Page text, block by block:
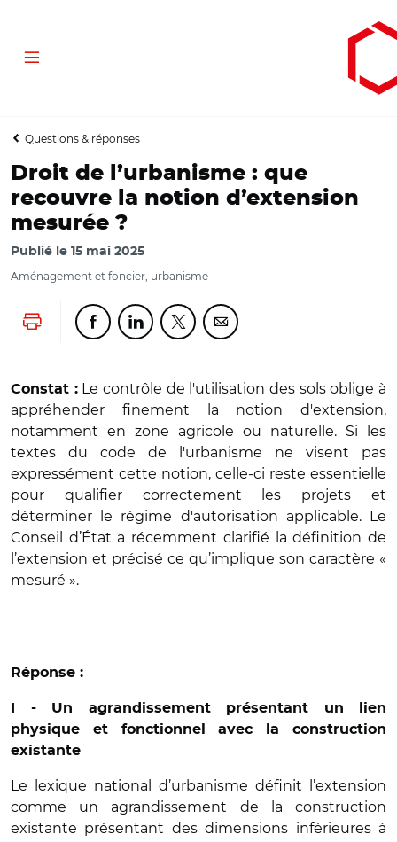
auaulesMenu
Questions & réponses
Droit de l’urbanisme : que
recouvre la notion d’extension
mesurée ?
Publié le 15 mai 2025
Aménagement et foncier, urbanisme
Lancer l'impressionPartager cette page sur Facebook
Partager cette page sur Linkedin
Partager cette page sur Twitter
Partager cette page sur
Constat :Le contrôle de l'utilisation des sols oblige à
appréhender finement la notion d'extension,
notamment en zone agricole ou naturelle. Si les
textes du code de l'urbanisme ne visent pas
expressément cette notion, celle-ci reste essentielle
pour qualifier correctement les projets et
déterminer le régime d'autorisation applicable. Le
Conseil d’État a récemment clarifié la définition de
l’extension et précisé ce qu’implique son caractère «
mesuré ».
Réponse :
I - Un agrandissement présentant un lien
physique et fonctionnel avec la construction
existante
Le lexique national d’urbanisme définit l’extension
comme un agrandissement de la construction
existante présentant des dimensions inférieures à